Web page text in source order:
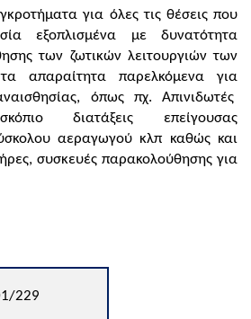
για όλες τις θέσεις που
εξοπλισμένα με δυνατότητα
των ζωτικών λειτουργιών των
απαραίτητα παρελκόμενα για
όπως πχ. Απινιδωτές
διατάξεις επείγουσας
αεραγωγού κλπ καθώς και
συσκευές παρακολούθησης για
229